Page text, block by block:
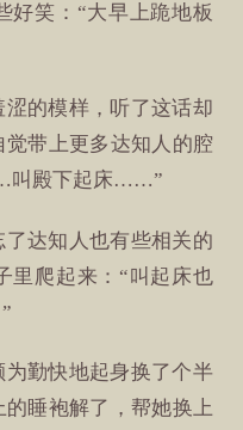
好笑：“大早上跪地板
的模样，听了这话却
带上更多达知人的腔
叫殿下起床……”
达知人也有些相关的
里爬起来：“叫起床也
勤快地起身换了个半
睡袍解了，帮她换上